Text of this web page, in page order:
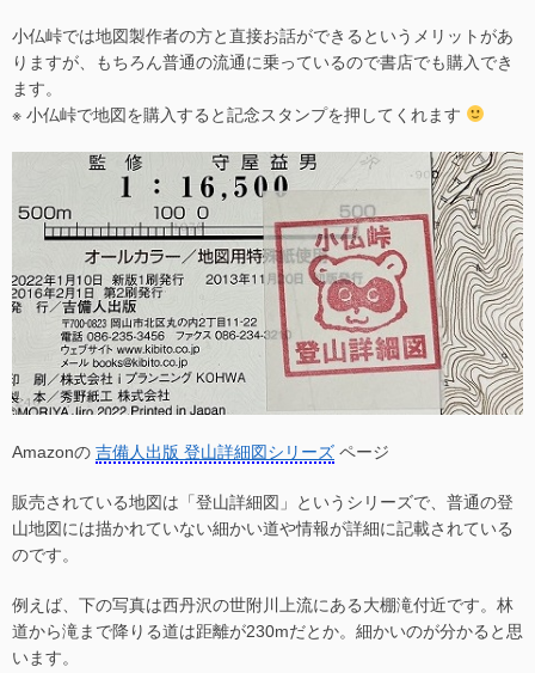
小仏峠では地図製作者の方と直接お話ができるというメリットがあ
りますが、もちろん普通の流通に乗っているので書店でも購入でき
ます。
※ 小仏峠で地図を購入すると記念スタンプを押してくれます
Amazonの 吉備人出版 登山詳細図シリーズ ページ
販売されている地図は「登山詳細図」というシリーズで、普通の登
山地図には描かれていない細かい道や情報が詳細に記載されている
のです。
例えば、下の写真は西丹沢の世附川上流にある大棚滝付近です。林
道から滝まで降りる道は距離が230mだとか。細かいのが分かると思
います。